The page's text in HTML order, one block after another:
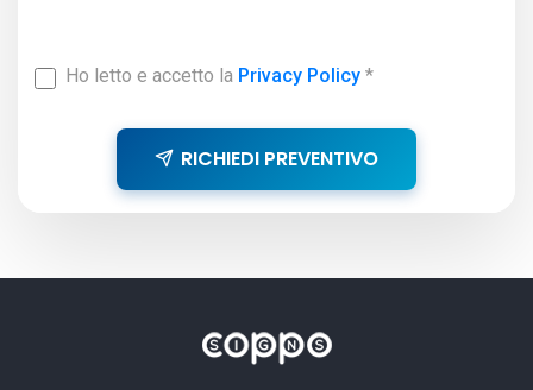
Ho letto e accetto la Privacy Policy*
RICHIEDI PREVENTIVO